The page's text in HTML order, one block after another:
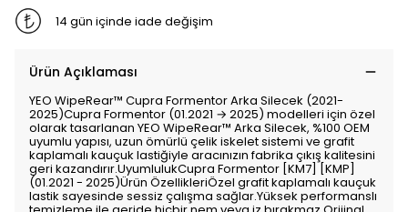
14 gün içinde iade değişim
Ürün Açıklaması
YEO WipeRear™ Cupra Formentor Arka Silecek (2021-
2025)Cupra Formentor (01.2021 → 2025) modelleri için özel
olarak tasarlanan YEO WipeRear™ Arka Silecek, %100 OEM
uyumlu yapısı, uzun ömürlü çelik iskelet sistemi ve grafit
kaplamalı kauçuk lastiğiyle aracınızın fabrika çıkış kalitesini
geri kazandırır.UyumlulukCupra Formentor [KM7] [KMP]
(01.2021 - 2025)Ürün ÖzellikleriÖzel grafit kaplamalı kauçuk
lastik sayesinde sessiz çalışma sağlar.Yüksek performanslı